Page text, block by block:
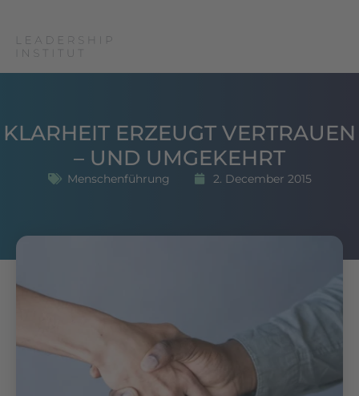
KLARHEIT ERZEUGT VERTRAUEN
– UND UMGEKEHRT
Menschenführung 2. December 2015